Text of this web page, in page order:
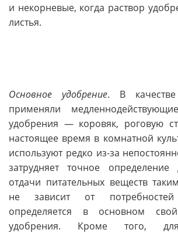
и некорневые, когда раствор
листья.
Основное удобрение. В
применяли
удобрения — коровяк, роговую
настоящее время в комнатной
используют редко из-за
затрудняет точное определение
отдачи питательных веществ
не зависит от
определяется в основном
удобрения. Кроме того,